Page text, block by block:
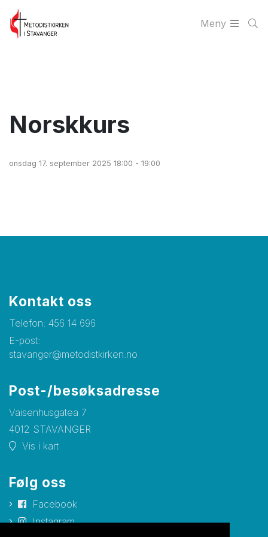
Meny
Norskkurs
onsdag 17. september 2025 18:00 - 19:00
Kontakt oss
Telefon: 456 14 696
E-post:
stavanger@metodistkirken.no
Post-/besøksadresse
Vaisenhusgatea 7
4012 STAVANGER
Vis i kart
Følg oss
Facebook
Instagram